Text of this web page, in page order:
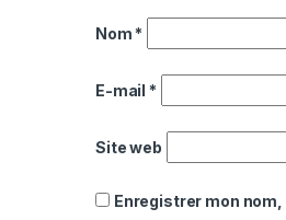
Nom *
E-mail *
Site web
Enregistrer mon